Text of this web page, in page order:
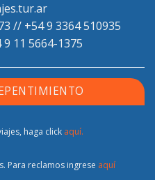
// +54 9 3364 510935
9 11 5664-1375
haga click aquí.
Para reclamos ingrese aquí